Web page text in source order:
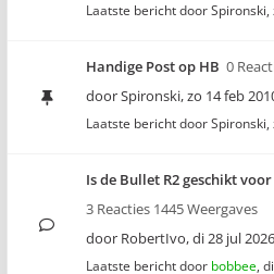
Laatste bericht doorSpironski,
Handige Post op HB 0
doorSpironski,zo 14 feb
Laatste bericht doorSpironski,
Is de Bullet R2 geschikt
3 Reacties 1445 Weergaves
door RobertIvo,di 28 jul
Laatste bericht door bobbee,